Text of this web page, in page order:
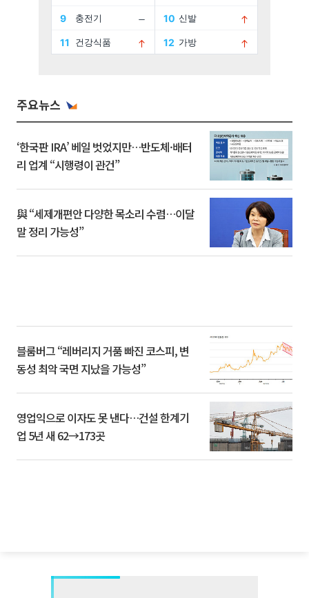
주요뉴스
‘한국판 IRA’ 베일 벗었지만…반도체·배터
리 업계 “시행령이 관건”
與 “세제개편안 다양한 목소리 수렴…이달
말 정리 가능성”
블룸버그 “레버리지 거품 빠진 코스피, 변
동성 최악 국면 지났을 가능성”
영업익으로 이자도 못 낸다…건설 한계기
업 5년 새 62→173곳